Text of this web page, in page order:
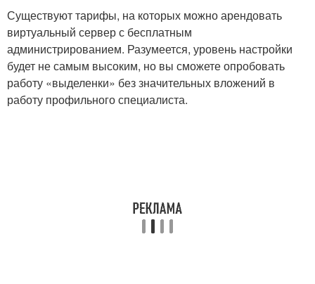
Существуют тарифы, на которых можно арендовать
виртуальный сервер с бесплатным
администрированием. Разумеется, уровень настройки
будет не самым высоким, но вы сможете опробовать
работу «выделенки» без значительных вложений в
работу профильного специалиста.